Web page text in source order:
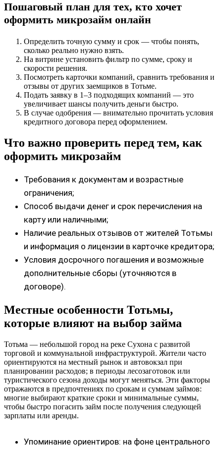
Пошаговый план для тех, кто хочет
оформить микрозайм онлайн
Определить точную сумму и срок — чтобы понять,
сколько реально нужно взять.
На витрине установить фильтр по сумме, сроку и
скорости решения.
Посмотреть карточки компаний, сравнить требования и
отзывы от других заемщиков в Тотьме.
Подать заявку в 1–3 подходящих компаний — это
увеличивает шансы получить деньги быстро.
В случае одобрения — внимательно прочитать условия
кредитного договора перед оформлением.
Что важно проверить перед тем, как
оформить микрозайм
Требования к документам и возрастные
ограничения;
Способ выдачи денег и срок перечисления на
карту или наличными;
Наличие реальных отзывов от жителей Тотьмы
и информация о лицензии в карточке кредитора;
Условия досрочного погашения и возможные
дополнительные сборы (уточняются в
договоре).
Местные особенности Тотьмы,
которые влияют на выбор займа
Тотьма — небольшой город на реке Сухона с развитой
торговой и коммунальной инфраструктурой. Жители часто
ориентируются на местный рынок и автовокзал при
планировании расходов; в периоды лесозаготовок или
туристического сезона доходы могут меняться. Эти факторы
отражаются в предпочтениях по срокам и суммам займов:
многие выбирают краткие сроки и минимальные суммы,
чтобы быстро погасить займ после получения следующей
зарплаты или аренды.
Упоминание ориентиров: на фоне центрального